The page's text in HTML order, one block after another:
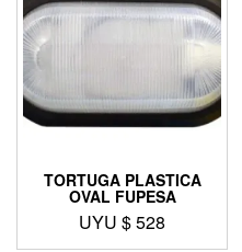
TORTUGA PLASTICA
OVAL FUPESA
UYU $528